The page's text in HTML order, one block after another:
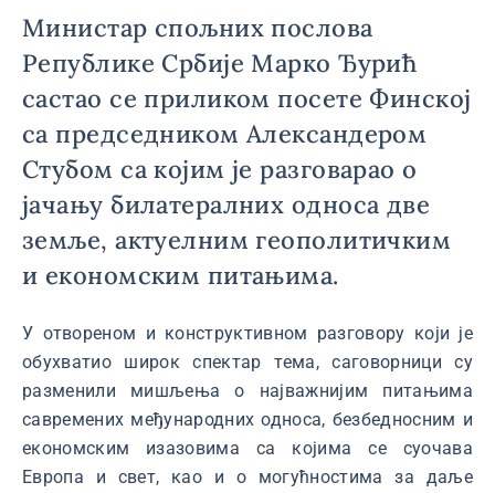
Министар спољних послова
Републике Србије Марко Ђурић
састао се приликом посете Финској
са председником Александером
Стубом са којим је разговарао о
јачању билатералних односа две
земље, актуелним геополитичким
и економским питањима.
У отвореном и конструктивном разговору који је
обухватио широк спектар тема, саговорници су
разменили мишљења о најважнијим питањима
савремених међународних односа, безбедносним и
економским изазовима са којима се суочава
Европа и свет, као и о могућностима за даље